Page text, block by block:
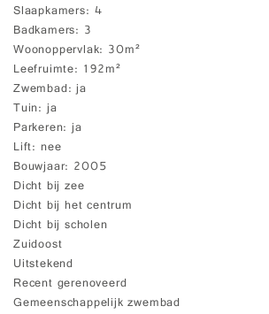
Slaapkamers 4
Badkamers 3
Woonoppervlak 30m²
Leefruimte 192m²
Zwembad ja
Tuin ja
Parkeren ja
Lift nee
Bouwjaar 2005
Dicht bij zee
Dicht bij het centrum
Dicht bij scholen
Zuidoost
Uitstekend
Recent gerenoveerd
Gemeenschappelijk zwembad